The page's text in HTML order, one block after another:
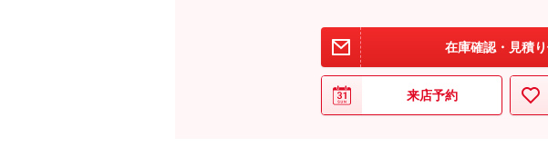
在庫確認・見積
来店予約